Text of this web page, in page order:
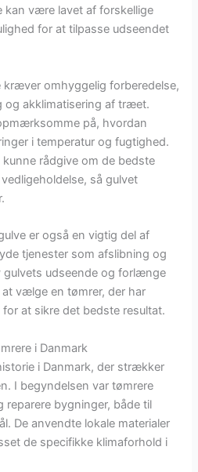
være lavet af forskellige
for at tilpasse udseendet
kræver omhyggelig forberedelse,
og akklimatisering af træet.
på, hvordan
i temperatur og fugtighed.
rådgive om de bedste
så gulvet
er også en vigtig del af
tjenester som afslibning og
gulvets udseende og forlænge
vælge en tømrer, der har
at sikre det bedste resultat.
i Danmark
i Danmark, der strækker
I begyndelsen var tømrere
reparere bygninger, både til
De anvendte lokale materialer
de specifikke klimaforhold i